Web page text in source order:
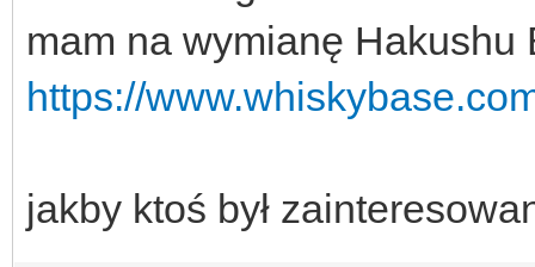
mam na wymianę Hakushu
https://
jakby ktoś był